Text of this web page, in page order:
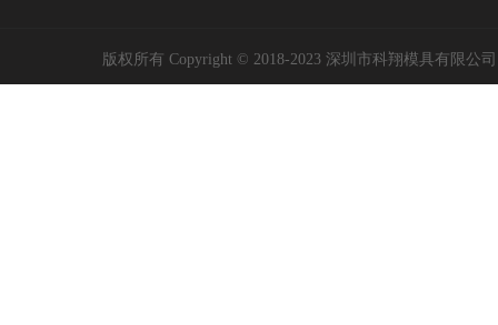
版权所有 Copyright © 2018-2023 深圳市科翔模具有限公